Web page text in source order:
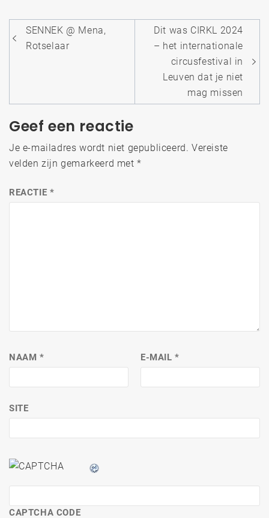
Bericht
navigatie
SENNEK @ Mena,
Rotselaar
Dit was CIRKL 2024
– het internationale
circusfestival in
Leuven dat je niet
mag missen
Geef een reactie
Je e-mailadres wordt niet gepubliceerd. Vereiste
velden zijn gemarkeerd met*
REACTIE *
NAAM * E-MAIL*
SITE
CAPTCHA CODE